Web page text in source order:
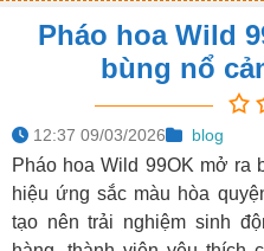
Pháo hoa Wild
bùng nổ
12:37 09/03/2026 blog
Pháo hoa Wild 99OK mở ra
hiệu ứng sắc màu hòa
tạo nên trải nghiệm sinh